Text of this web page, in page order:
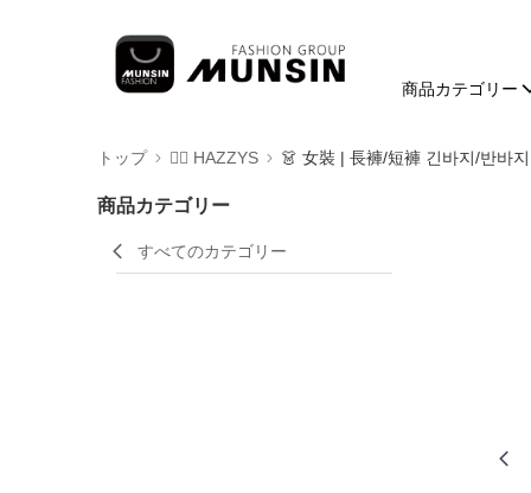
商品カテゴリー
トップ 🐕‍🦺 HAZZYS 👗 女裝 | 長褲/短褲 긴바지/반바지
商品カテゴリー
すべてのカテゴリー